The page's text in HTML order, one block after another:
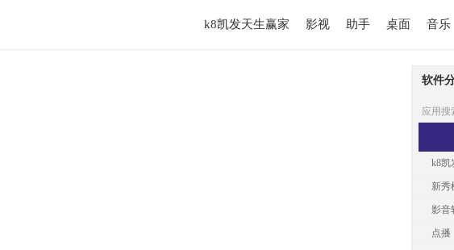
音乐
桌面
助手
影视
k8凯发天生赢家
软件
应用搜
k8凯
新秀
影音
点播